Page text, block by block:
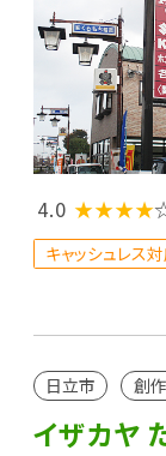
4.0 ★★★★
キャッシュレス
日立市 創
イザカヤ